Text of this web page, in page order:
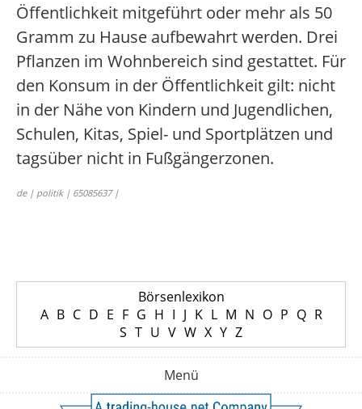
Öffentlichkeit mitgeführt oder mehr als 50
Gramm zu Hause aufbewahrt werden. Drei
Pflanzen im Wohnbereich sind gestattet. Für
den Konsum in der Öffentlichkeit gilt: nicht
in der Nähe von Kindern und Jugendlichen,
Schulen, Kitas, Spiel- und Sportplätzen und
tagsüber nicht in Fußgängerzonen.
de | politik | 65085637 |
Börsenlexikon
A B C D E F G H I J K L M N O P Q R
S T U V W X Y Z
Menü